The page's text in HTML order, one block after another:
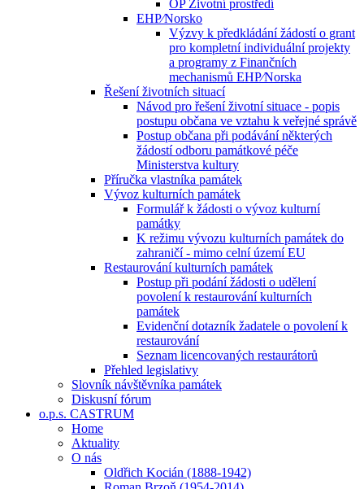
OP Životní prostředí
EHP⁄Norsko
Výzvy k předkládání žádostí o grant
pro kompletní individuální projekty
a programy z Finančních
mechanismů EHP⁄Norska
Řešení životních situací
Návod pro řešení životní situace - popis
postupu občana ve vztahu k veřejné správě
Postup občana při podávání některých
žádostí odboru památkové péče
Ministerstva kultury
Příručka vlastníka památek
Vývoz kulturních památek
Formulář k žádosti o vývoz kulturní
památky
K režimu vývozu kulturních památek do
zahraničí - mimo celní území EU
Restaurování kulturních památek
Postup při podání žádosti o udělení
povolení k restaurování kulturních
památek
Evidenční dotazník žadatele o povolení k
restaurování
Seznam licencovaných restaurátorů
Přehled legislativy
Slovník návštěvníka památek
Diskusní fórum
o.p.s. CASTRUM
Home
Aktuality
O nás
Oldřich Kocián (1888-1942)